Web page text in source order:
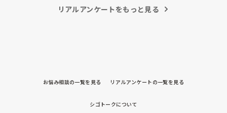
リアルアンケートをもっと見る
お悩み相談の一覧を見る リアルアンケートの一覧を見る
シゴトークについて